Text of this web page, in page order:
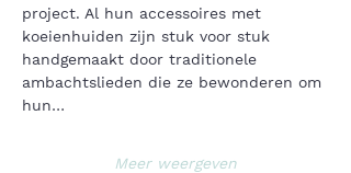
project. Al hun accessoires met
koeienhuiden zijn stuk voor stuk
handgemaakt door traditionele
ambachtslieden die ze bewonderen om
hun…
Meer weergeven